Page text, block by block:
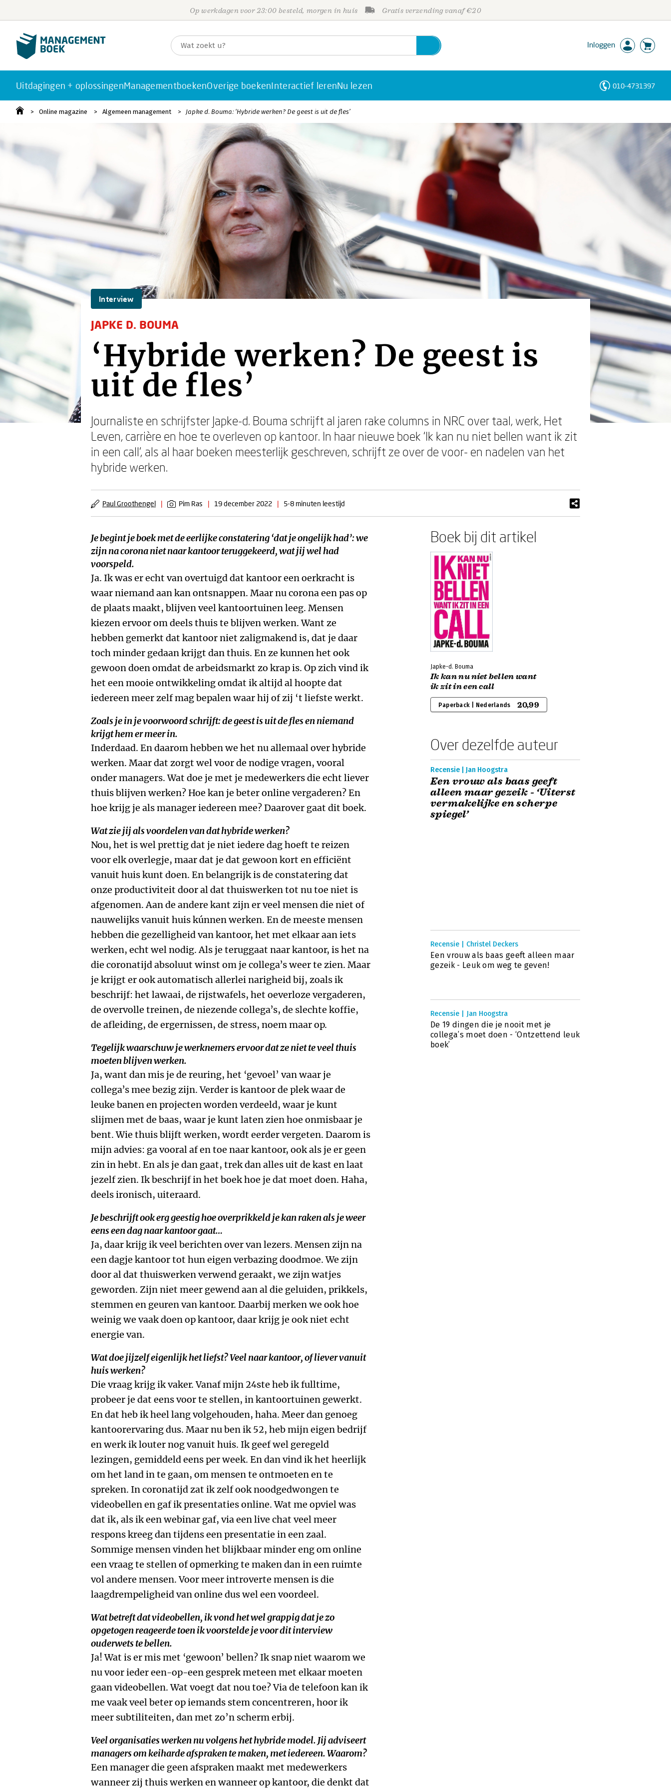
Op werkdagen voor 23:00 besteld, morgen in huis Gratis verzending vanaf €20
Inloggen
Uitdagingen + oplossingenManagementboekenOverige boekenInteractief lerenNu lezen 010-4731397
Online magazine Algemeen management Japke d. Bouma: ‘Hybride werken? De geest is uit de fles’
Interview
JAPKE D. BOUMA
‘Hybride werken? De geest is
uit de fles’
Journaliste en schrijfster Japke-d. Bouma schrijft al jaren rake columns in NRC over taal, werk, Het
Leven, carrière en hoe te overleven op kantoor. In haar nieuwe boek ‘Ik kan nu niet bellen want ik zit
in een call’, als al haar boeken meesterlijk geschreven, schrijft ze over de voor- en nadelen van het
hybride werken.
Paul Groothengel | Pim Ras | 19 december 2022 | 5-8 minuten leestijd
Je begint je boek met de eerlijke constatering ‘dat je ongelijk had’: we
zijn na coronanietnaar kantoor teruggekeerd, wat jij wel had
voorspeld.
Ja. Ik was er echt van overtuigd dat kantoor een oerkracht is
waar niemand aan kan ontsnappen. Maar nu corona een pas op
de plaats maakt, blijven veel kantoortuinen leeg. Mensen
kiezen ervoor om deels thuis te blijven werken. Want ze
hebben gemerkt dat kantoor niet zaligmakend is, dat je daar
toch minder gedaan krijgt dan thuis. En ze kunnen het ook
gewoon doen omdat de arbeidsmarkt zo krap is. Op zich vind ik
het een mooie ontwikkeling omdat ik altijd al hoopte dat
iedereen meer zelf mag bepalen waar hij of zij ‘t liefste werkt.
Zoals je in je voorwoord schrijft: de geest is uit de fles en niemand
krijgt hem er meer in.
Inderdaad. En daarom hebben we het nu allemaal over hybride
werken. Maar dat zorgt wel voor de nodige vragen, vooral
onder managers. Wat doe je met je medewerkers die echt liever
thuis blijven werken? Hoe kan je beter online vergaderen? En
hoe krijg je als manager iedereen mee? Daarover gaat dit boek.
Wat zie jij als voordelen van dat hybride werken?
Nou, het is wel prettig dat je niet iedere dag hoeft te reizen
voor elk overlegje, maar dat je dat gewoon kort en efficiënt
vanuit huis kunt doen. En belangrijk is de constatering dat
onze productiviteit door al dat thuiswerken tot nu toe niet is
afgenomen. Aan de andere kant zijn er veel mensen die niet of
nauwelijks vanuit huis kúnnen werken. En de meeste mensen
hebben die gezelligheid van kantoor, het met elkaar aan iets
werken, echt wel nodig. Als je teruggaat naar kantoor, is het na
die coronatijd absoluut winst om je collega’s weer te zien. Maar
je krijgt er ook automatisch allerlei narigheid bij, zoals ik
beschrijf: het lawaai, de rijstwafels, het oeverloze vergaderen,
de overvolle treinen, de niezende collega’s, de slechte koffie,
de afleiding, de ergernissen, de stress, noem maar op.
Tegelijk waarschuw je werknemers ervoor dat ze niet te veel thuis
moeten blijven werken.
Ja, want dan mis je de reuring, het ‘gevoel’ van waar je
collega’s mee bezig zijn. Verder is kantoor de plek waar de
leuke banen en projecten worden verdeeld, waar je kunt
slijmen met de baas, waar je kunt laten zien hoe onmisbaar je
bent. Wie thuis blijft werken, wordt eerder vergeten. Daarom is
mijn advies: ga vooral af en toe naar kantoor, ook als je er geen
zin in hebt. En als je dan gaat, trek dan alles uit de kast en laat
jezelf zien. Ik beschrijf in het boek hoe je dat moet doen. Haha,
deels ironisch, uiteraard.
Je beschrijft ook erg geestig hoe overprikkeld je kan raken als je weer
eens een dag naar kantoor gaat…
Ja, daar krijg ik veel berichten over van lezers. Mensen zijn na
een dagje kantoor tot hun eigen verbazing doodmoe. We zijn
door al dat thuiswerken verwend geraakt, we zijn watjes
geworden. Zijn niet meer gewend aan al die geluiden, prikkels,
stemmen en geuren van kantoor. Daarbij merken we ook hoe
weinig we vaak doen op kantoor, daar krijg je ook niet echt
energie van.
Wat doe jijzelf eigenlijk het liefst? Veel naar kantoor, of liever vanuit
huis werken?
Die vraag krijg ik vaker. Vanaf mijn 24ste heb ik fulltime,
probeer je dat eens voor te stellen, in kantoortuinen gewerkt.
En dat heb ik heel lang volgehouden, haha. Meer dan genoeg
kantoorervaring dus. Maar nu ben ik 52, heb mijn eigen bedrijf
en werk ik louter nog vanuit huis. Ik geef wel geregeld
lezingen, gemiddeld eens per week. En dan vind ik het heerlijk
om het land in te gaan, om mensen te ontmoeten en te
spreken. In coronatijd zat ik zelf ook noodgedwongen te
videobellen en gaf ik presentaties online. Wat me opviel was
dat ik, als ik een webinar gaf, via een live chat veel meer
respons kreeg dan tijdens een presentatie in een zaal.
Sommige mensen vinden het blijkbaar minder eng om online
een vraag te stellen of opmerking te maken dan in een ruimte
vol andere mensen. Voor meer introverte mensen is die
laagdrempeligheid van online dus wel een voordeel.
Wat betreft dat videobellen, ik vond het wel grappig dat je zo
opgetogen reageerde toen ik voorstelde je voor dit interview
ouderwets te bellen.
Ja! Wat is er mis met ‘gewoon’ bellen? Ik snap niet waarom we
nu voor ieder een-op-een gesprek meteen met elkaar moeten
gaan videobellen. Wat voegt dat nou toe? Via de telefoon kan ik
me vaak veel beter op iemands stem concentreren, hoor ik
meer subtiliteiten, dan met zo’n scherm erbij.
Veel organisaties werken nu volgens het hybride model. Jij adviseert
managers om keiharde afspraken te maken, met iedereen. Waarom?
Een manager die geen afspraken maakt met medewerkers
wanneer zij thuis werken en wanneer op kantoor, die denkt dat
Boek bij dit artikel
Japke-d. Bouma
Ik kan nu niet bellen want
ik zit in een call
Paperback | Nederlands 20,99
Over dezelfde auteur
Recensie | Jan Hoogstra
Een vrouw als baas geeft
alleen maar gezeik - ‘Uiterst
vermakelijke en scherpe
spiegel’
Recensie | Christel Deckers
Een vrouw als baas geeft alleen maar
gezeik - Leuk om weg te geven!
Recensie | Jan Hoogstra
De 19 dingen die je nooit met je
collega’s moet doen - ‘Ontzettend leuk
boek’
Personen
Trefwoorden